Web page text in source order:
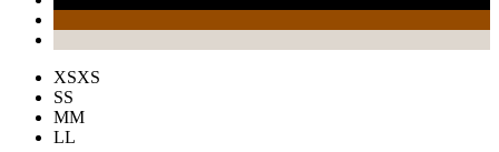
XSXS
SS
MM
LL